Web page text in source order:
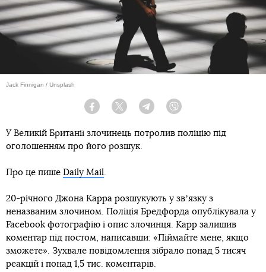
Jack Finnigan / Unsplash
Facebook Twitter Telegram
У Великій Британії злочинець потролив поліцію під
оголошенням про його розшук.
Про це пише Daily Mail.
20-річного Джона Карра розшукують у звʼязку з
неназваним злочином. Поліція Бредфорда опублікувала у
Facebook фотографію і опис злочинця. Карр залишив
коментар під постом, написавши: «Піймайте мене, якщо
зможете». Зухвале повідомлення зібрало понад 5 тисяч
реакцій і понад 1,5 тис. коментарів.